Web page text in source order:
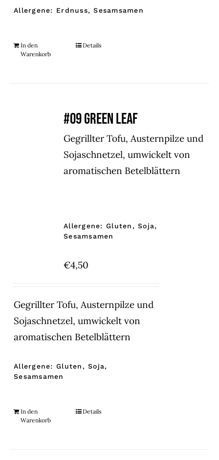
Allergene: Erdnuss, Sesamsamen
In den
Warenkorb
Details
#09 GREEN LEAF
Gegrillter Tofu, Austernpilze und
Sojaschnetzel, umwickelt von
aromatischen Betelblättern
Allergene: Gluten, Soja,
Sesamsamen
€4,50
Gegrillter Tofu, Austernpilze und
Sojaschnetzel, umwickelt von
aromatischen Betelblättern
Allergene: Gluten, Soja,
Sesamsamen
In den
Warenkorb
Details